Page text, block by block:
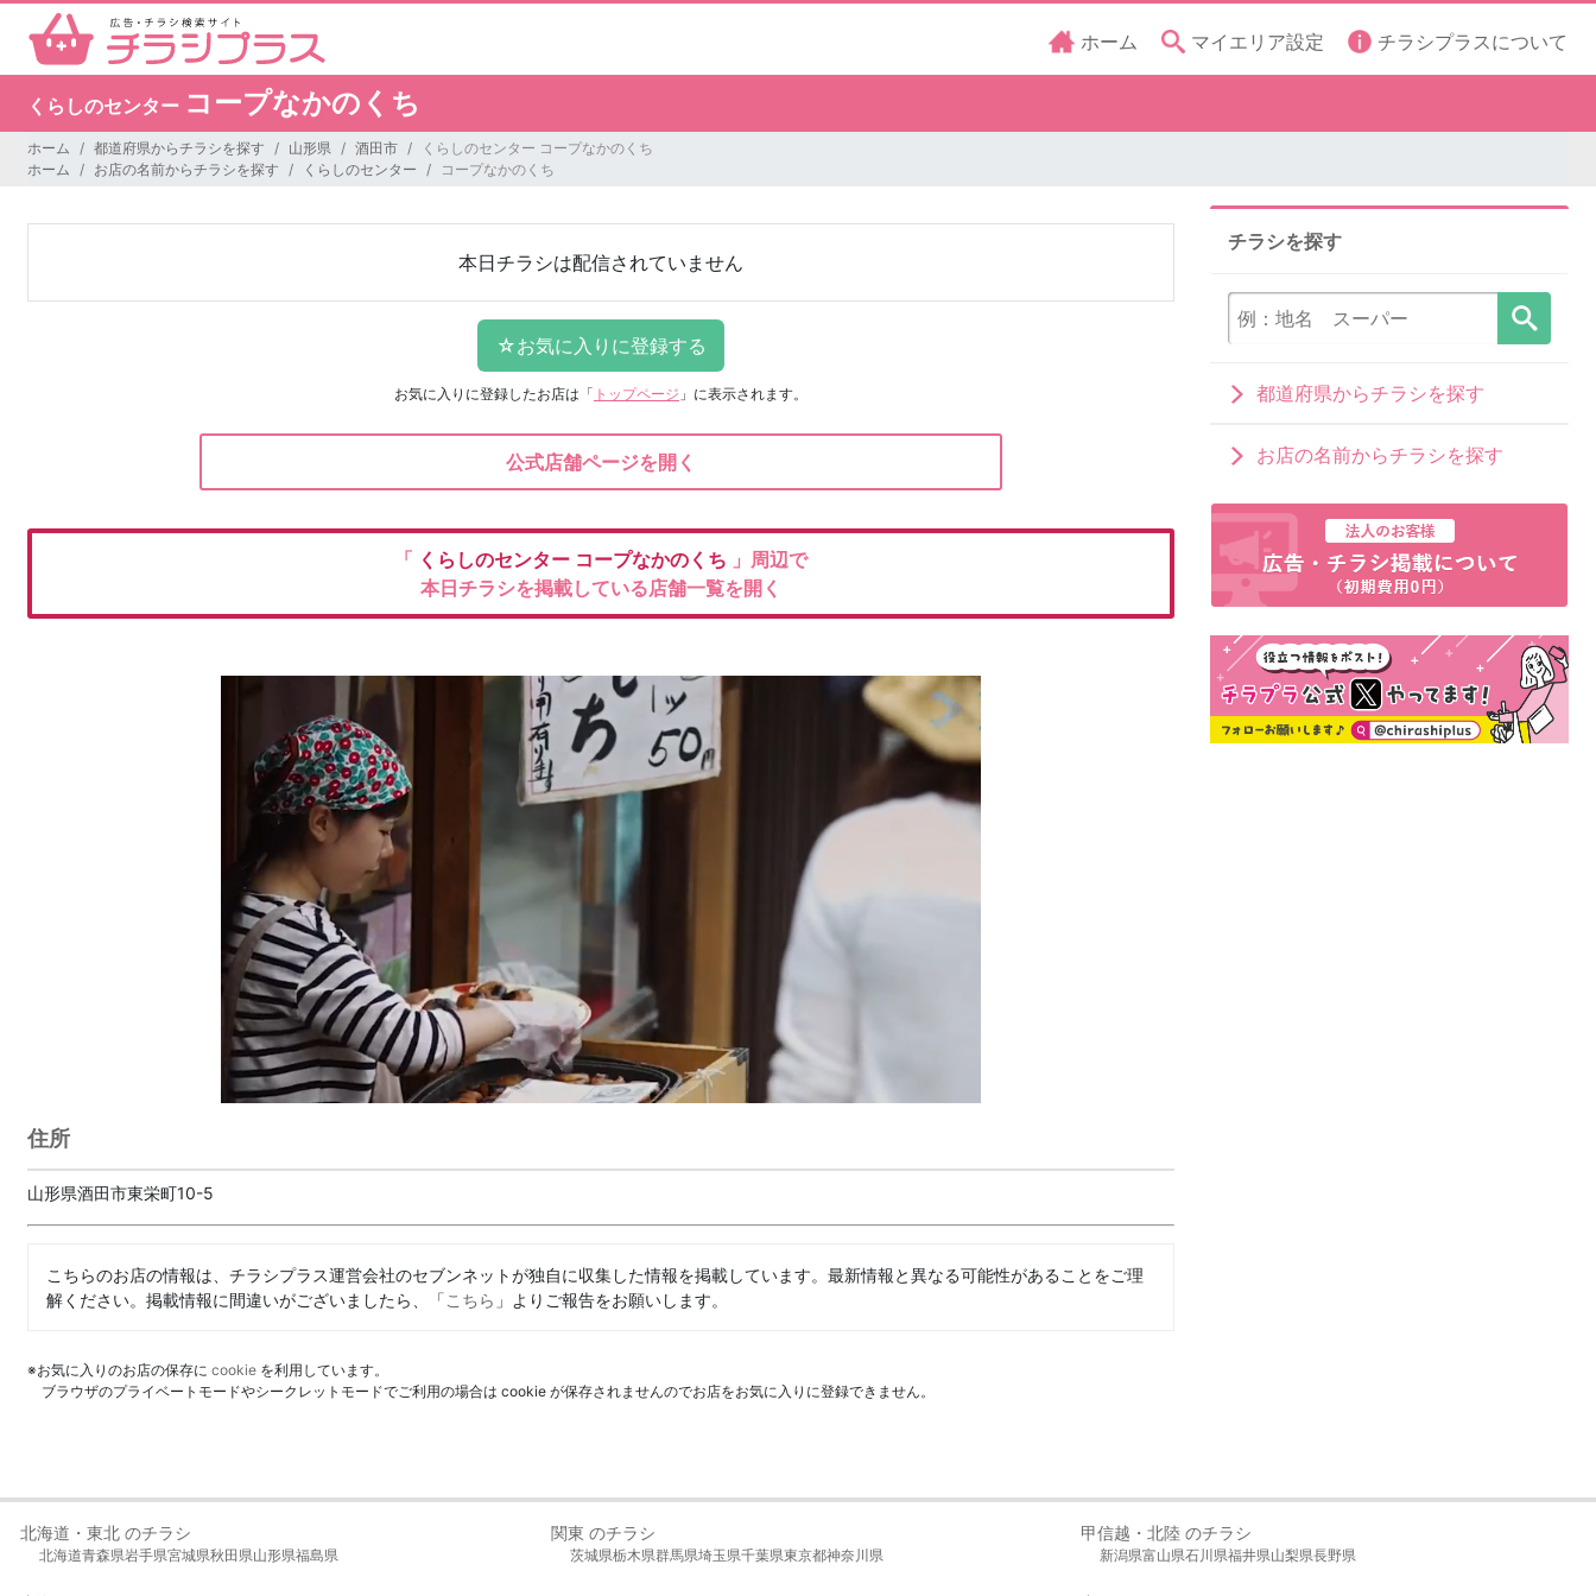
ホーム マイエリア設定 チラシプラスについて
くらしのセンター コープなかのくち
ホーム 都道府県からチラシを探す 山形県 酒田市
くらしのセンター コープなかのくち
ホーム
お店の名前からチラシを探す くらしのセンター コープなかのくち
本日チラシは配信されていません
お気に入りに登録したお店は 「 トップページ 」に表示されます。
公式店舗ページを開く
「 くらしのセンター コープなかのくち 」周辺で
本日チラシを掲載している店舗一覧を開く
住所
山形県酒田市東栄町10-5
こちらのお店の情報は、チラシプラス運営会社のセブンネットが独自に収集した情報を掲載しています。最新情報と異なる可能性があることをご理
解ください。掲載情報に間違いがございましたら、「こちら 」よりご報告をお願いします。
※お気に入りのお店の保存に cookie を利用しています。
ブラウザのプライベートモードやシークレットモードでご利用の場合は cookie が保存されませんのでお店をお気に入りに登録できません。
チラシを探す
都道府県からチラシを探す
お店の名前からチラシを探す
北海道・東北 のチラシ
北海道青森県岩手県宮城県秋田県山形県福島県
関東 のチラシ
茨城県栃木県群馬県埼玉県千葉県東京都神奈川県
甲信越・北陸 のチラシ
新潟県富山県石川県福井県山梨県長野県